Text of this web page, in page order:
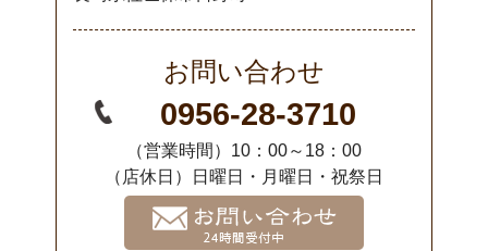
お問い合わせ
0956-28-3710
（営業時間）10：00～18：00
（店休日）日曜日・月曜日・祝祭日